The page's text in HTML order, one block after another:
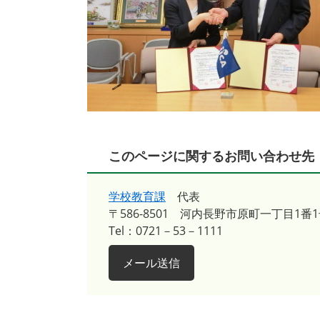
このページに関するお問い合わせ先
学校教育課
代表
〒586-8501
河内長野市原町一丁目1番
Tel：0721－53－1111
メール送信